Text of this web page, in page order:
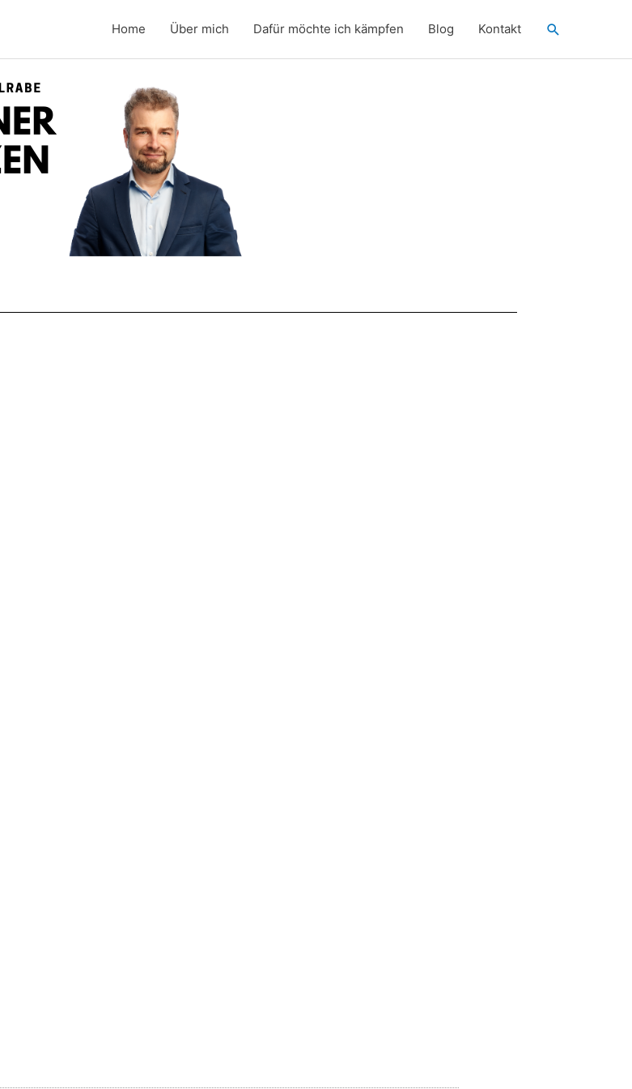
Home Über mich Dafür möchte ich kämpfen Blog Kontakt Suchen